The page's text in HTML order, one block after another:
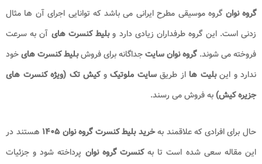
گروهنوان​​​ گروه موسیقی مطرح ایرانی می باشد که توانایی اجرای آن ها مثال
زدنی است. این گروه طرفداران زیادی دارد وبلیط کنسرت های آن به سرعت
فروخته می شوند.گروه نوان سایتجداگانه برای فروشبلیط کنسرت هایخود
ندارد و اینبلیت هااز طریقسایت ملوتیک وکیش تک (ویژه کنسرت های
جزیره کیش)به فروش می رسند.
حال برای افرادی که علاقمند بهخرید بلیط کنسرت گروه نوان ۱۴۰۵
هستند در
این مقاله سعی شده است تا بهکنسرت گروه نوان پرداخته شود و جزئیات